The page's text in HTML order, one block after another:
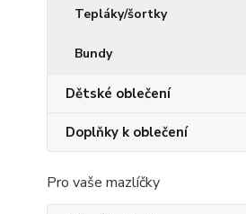
Tepláky/šortky
Bundy
Dětské oblečení
Doplňky k oblečení
Pro vaše mazlíčky